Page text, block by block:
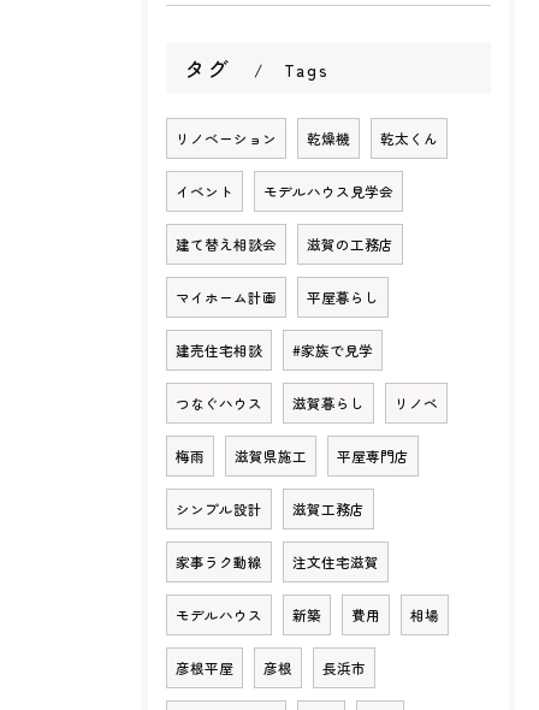
タグ Tags
リノベーション 乾燥機 乾太くん
イベント モデルハウス見学会
建て替え相談会 滋賀の工務店
マイホーム計画 平屋暮らし
建売住宅相談 #家族で見学
つなぐハウス 滋賀暮らし リノベ
梅雨 滋賀県施工 平屋専門店
シンプル設計 滋賀工務店
家事ラク動線 注文住宅滋賀
モデルハウス 新築 費用 相場
彦根平屋 彦根 長浜市